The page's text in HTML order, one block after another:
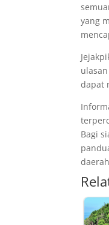
yang
dapat
Bagi